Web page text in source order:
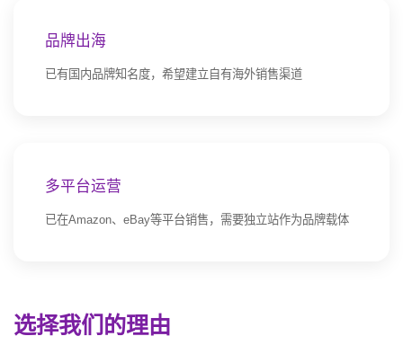
品牌出海
已有国内品牌知名度，希望建立自有海外销售渠道
多平台运营
已在Amazon、eBay等平台销售，需要独立站作为品牌载体
选择我们的理由